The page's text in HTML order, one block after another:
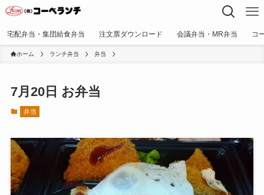
宅配弁当・集団給食弁当 注文票ダウンロード 会議弁当・MR弁当 コ
ホーム ランチ弁当 弁当
7月20日 お弁当
弁当